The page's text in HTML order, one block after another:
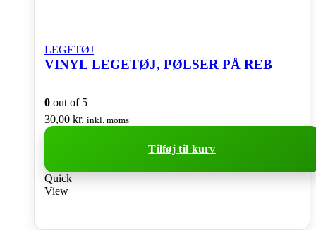
LEGETØJ
VINYL LEGETØJ, PØLSER PÅ REB
0 out of 5
30,00 kr. inkl. moms
Tilføj til kurv
Quick
View